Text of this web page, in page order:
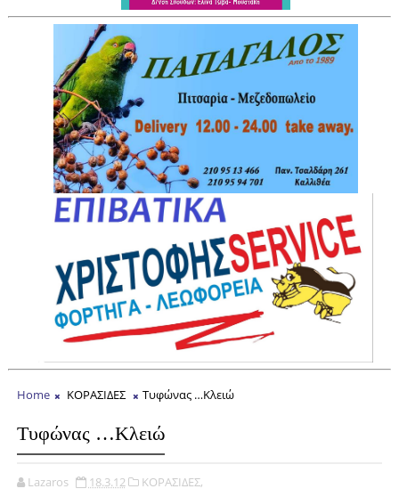
Home ΚΟΡΑΣΙΔΕΣ Τυφώνας …Κλειώ
Τυφώνας …Κλειώ
Lazaros 18.3.12 ΚΟΡΑΣΙΔΕΣ,